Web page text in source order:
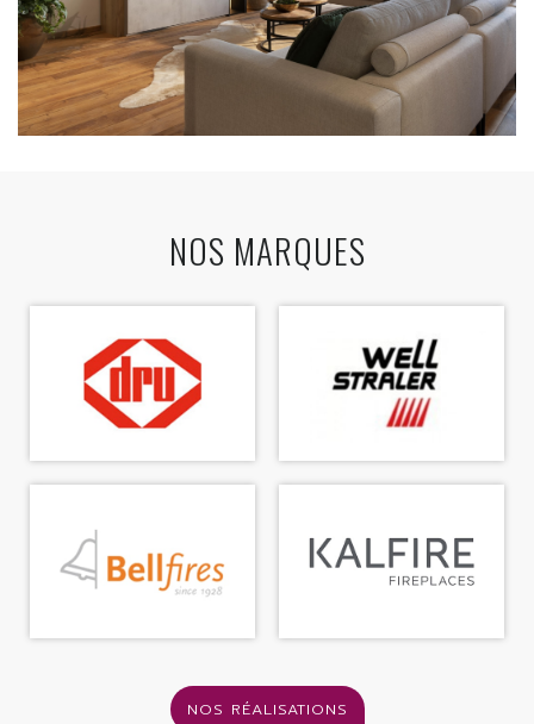
NOS MARQUES
NOS RÉALISATIONS